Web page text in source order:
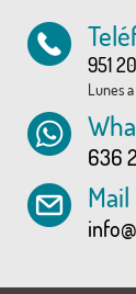
951
Lunes
636
Mail